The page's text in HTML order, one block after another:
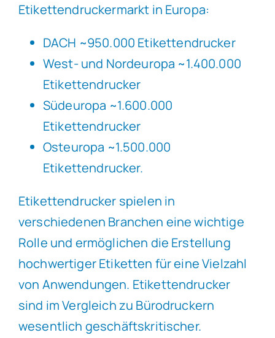
Etikettendruckermarkt in Europa:
DACH ~950.000 Etikettendrucker
West- und Nordeuropa ~1.400.000
Etikettendrucker
Südeuropa ~1.600.000
Etikettendrucker
Osteuropa ~1.500.000
Etikettendrucker.
Etikettendrucker spielen in
verschiedenen Branchen eine wichtige
Rolle und ermöglichen die Erstellung
hochwertiger Etiketten für eine Vielzahl
von Anwendungen. Etikettendrucker
sind im Vergleich zu Bürodruckern
wesentlich geschäftskritischer.